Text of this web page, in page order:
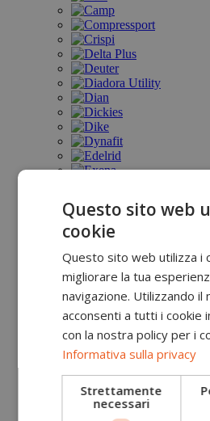
Questo sito web
cookie
Questo sito web utilizza i
migliorare la tua
navigazione. Utilizzando
acconsenti a tutti i cookie
con la nostra policy per i
Informativa sulla privacy
Strettamente
necessari